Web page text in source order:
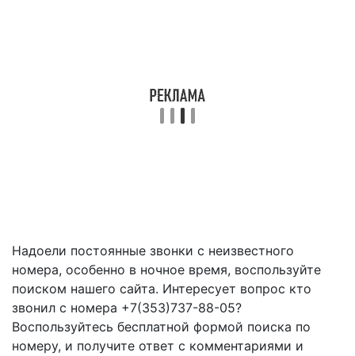
Надоели постоянные звонки с неизвестного
номера, особенно в ночное время, воспользуйте
поиском нашего сайта. Интересует вопрос кто
звонил с номера +7(353)737-88-05?
Воспользуйтесь бесплатной формой поиска по
номеру, и получите ответ с комментариями и